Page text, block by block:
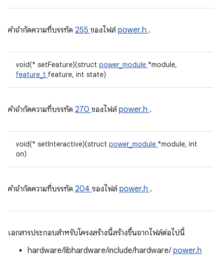
คําจํากัดความที่บรรทัด 255 ของไฟล์power.h .
void(* setFeature)(struct power_module *module,
feature_t feature, int state)
คําจํากัดความที่บรรทัด 270 ของไฟล์power.h .
void(* setInteractive)(struct power_module *module, int
on)
คําจํากัดความที่บรรทัด 204 ของไฟล์power.h .
เอกสารประกอบสำหรับโครงสร้างนี้สร้างขึ้นจากไฟล์ต่อไปนี้
hardware/libhardware/include/hardware/ power.h